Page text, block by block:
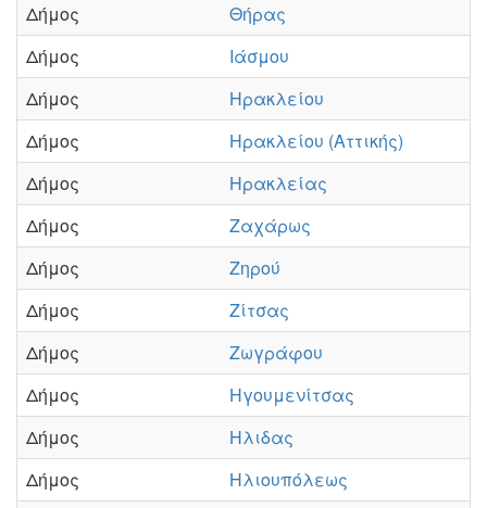
Δήμος
Θήρας
Δήμος
Ιάσμου
Δήμος
Ηρακλείου
Δήμος
Ηρακλείου (Αττικής)
Δήμος
Ηρακλείας
Δήμος
Ζαχάρως
Δήμος
Ζηρού
Δήμος
Ζίτσας
Δήμος
Ζωγράφου
Δήμος
Ηγουμενίτσας
Δήμος
Ηλιδας
Δήμος
Ηλιουπόλεως